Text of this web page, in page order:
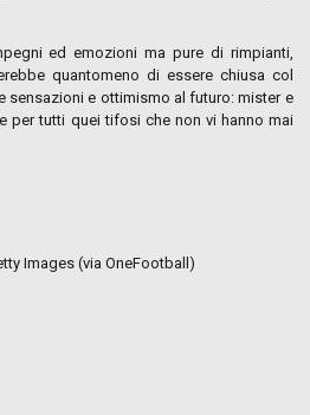
ed emozioni ma pure di rimpianti,
quantomeno di essere chiusa col
sensazioni e ottimismo al futuro: mister e
per tutti quei tifosi che non vi hanno mai
Images (via OneFootball)